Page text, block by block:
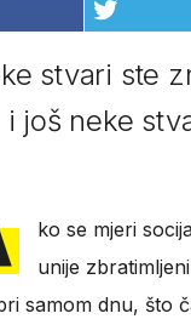
stvari ste
i još neke
ko se mjeri
unije
samom dnu, što